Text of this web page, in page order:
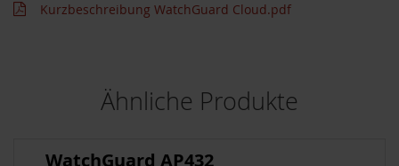
Kurzbeschreibung WatchGuard Cloud.pdf
Ähnliche Produkte
WatchGuard AP432